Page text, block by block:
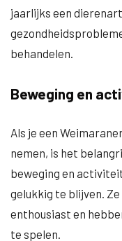
jaarlijks een
behandelen.
Beweging en
Als je een
nemen, is het
beweging en
gelukkig te blijven.
enthousiast en
te spelen.